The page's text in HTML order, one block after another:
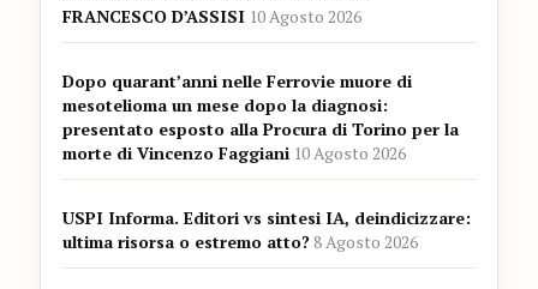
FRANCESCO D’ASSISI 10 Agosto 2026
Dopo quarant’anni nelle Ferrovie muore di
mesotelioma un mese dopo la diagnosi:
presentato esposto alla Procura di Torino per la
morte di Vincenzo Faggiani 10 Agosto 2026
USPI Informa. Editori vs sintesi IA, deindicizzare:
ultima risorsa o estremo atto?8 Agosto 2026